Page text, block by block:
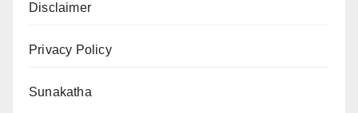
Disclaimer
Privacy Policy
Sunakatha